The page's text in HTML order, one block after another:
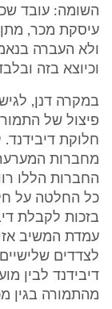
השומה: עובד
עיסקת מכר,
ולא העברה
וכיוצא בזה
במקרה דנן,
פיצול של
חלוקת
מחברות
החברות הללו
כל החלטה על
בזכות לקבלת
עמדת המשיב
לצדדים
דיבידנד לבין
מהתמורה בגין